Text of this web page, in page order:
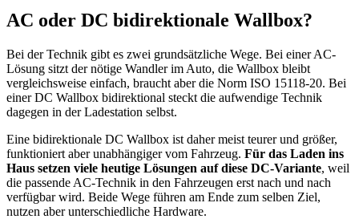
AC oder DC bidirektionale Wallbox?
Bei der Technik gibt es zwei grundsätzliche Wege. Bei einer AC-
Lösung sitzt der nötige Wandler im Auto, die Wallbox bleibt
vergleichsweise einfach, braucht aber die Norm ISO 15118-20. Bei
einer DC Wallbox bidirektional steckt die aufwendige Technik
dagegen in der Ladestation selbst.
Eine bidirektionale DC Wallbox ist daher meist teurer und größer,
funktioniert aber unabhängiger vom Fahrzeug. Für das Laden ins
Haus setzen viele heutige Lösungen auf diese DC-Variante, weil
die passende AC-Technik in den Fahrzeugen erst nach und nach
verfügbar wird. Beide Wege führen am Ende zum selben Ziel,
nutzen aber unterschiedliche Hardware.